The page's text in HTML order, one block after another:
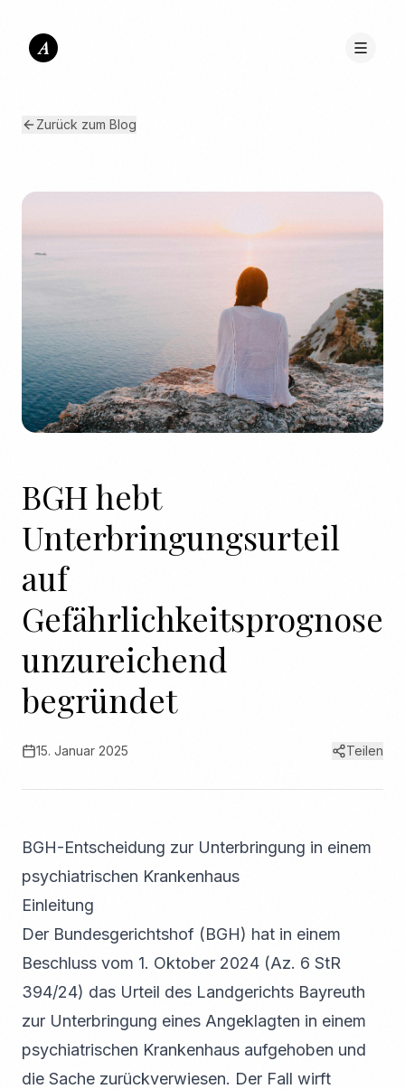
A
Zurück zum Blog
BGH hebt
Unterbringungsurteil
auf
Gefährlichkeitsprognose
unzureichend
begründet
15. Januar 2025 Teilen
BGH-Entscheidung zur Unterbringung in einem
psychiatrischen Krankenhaus
Einleitung
Der Bundesgerichtshof (BGH) hat in einem
Beschluss vom 1. Oktober 2024 (Az. 6 StR
394/24) das Urteil des Landgerichts Bayreuth
zur Unterbringung eines Angeklagten in einem
psychiatrischen Krankenhaus aufgehoben und
die Sache zurückverwiesen. Der Fall wirft